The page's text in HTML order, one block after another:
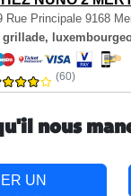
Rue Principale 9168
grillade,
(60)
nous
UN